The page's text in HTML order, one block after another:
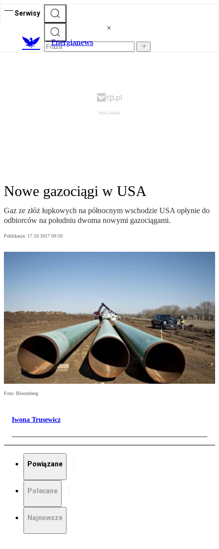
Serwisy
Energianews
Nowe gazociągi w USA
Gaz ze złóż łupkowych na północnym wschodzie USA opłynie do
odbiorców na południu dwoma nowymi gazociągami.
Publikacja: 17.10.2017 09:59
Foto: Bloomberg
Iwona Trusewicz
Powiązane
Polecane
Najnowsze